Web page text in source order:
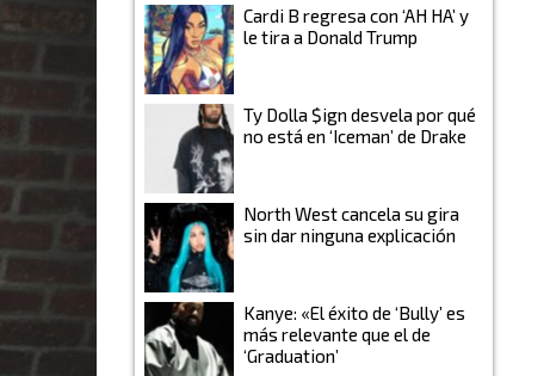
Cardi B regresa con ‘AH HA’ y
le tira a Donald Trump
Ty Dolla $ign desvela por qué
no está en ‘Iceman’ de Drake
North West cancela su gira
sin dar ninguna explicación
Kanye: «El éxito de ‘Bully’ es
más relevante que el de
‘Graduation’